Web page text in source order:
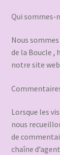
Page de
Contact
Qui sommes-
Nous
de la Boucle ,
notre site
Lorsque les
nous
de
chaîne